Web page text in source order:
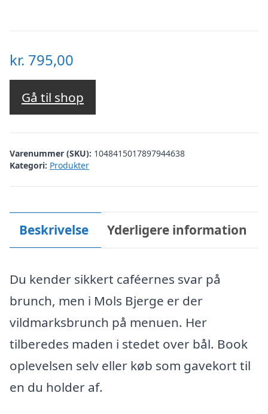
kr. 795,00
Gå til shop
Varenummer (SKU): 1048415017897944638
Kategori: Produkter
Beskrivelse Yderligere information
Du kender sikkert caféernes svar på
brunch, men i Mols Bjerge er der
vildmarksbrunch på menuen. Her
tilberedes maden i stedet over bål. Book
oplevelsen selv eller køb som gavekort til
en du holder af.